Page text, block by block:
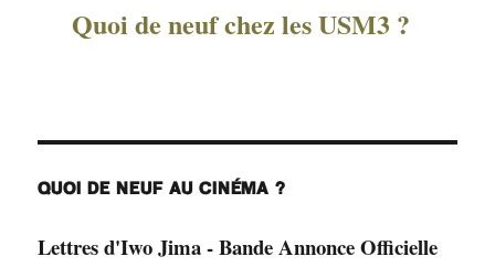
Quoi de neuf chez les USM3 ?
QUOI DE NEUF AU CINÉMA ?
Lettres d'Iwo Jima - Bande Annonce Officielle